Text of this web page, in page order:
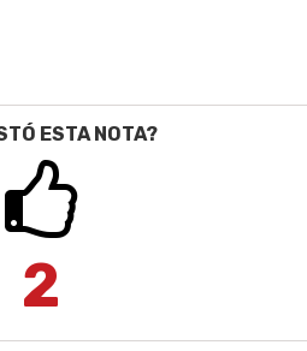
ESTA NOTA?
2